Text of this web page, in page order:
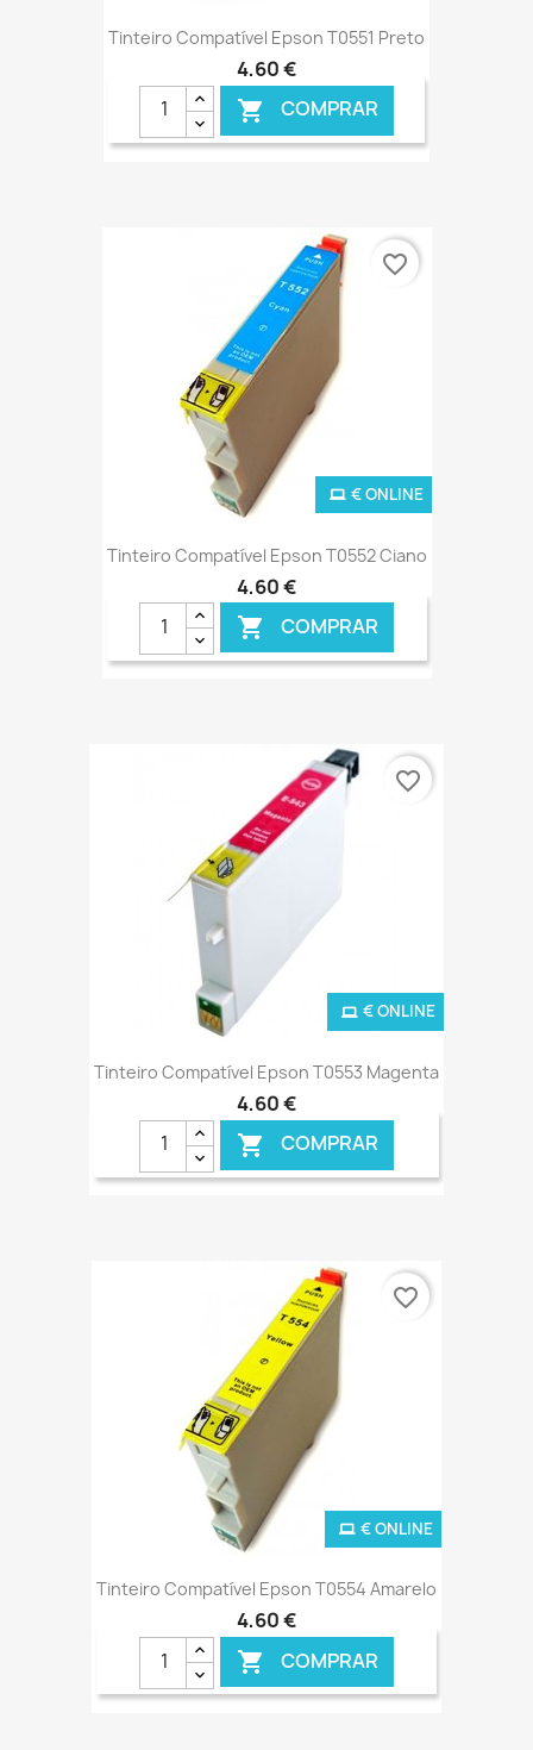
Tinteiro Compatível Epson T0551 Preto
4,60 €
 COMPRAR
Tinteiro Compatível Epson T0552 Ciano
4,60 €
 COMPRAR
€ ONLINE
favorite_border
Tinteiro Compatível Epson T0553 Magenta
4,60 €
 COMPRAR
€ ONLINE
favorite_border
Tinteiro Compatível Epson T0554 Amarelo
4,60 €
 COMPRAR
€ ONLINE
favorite_border